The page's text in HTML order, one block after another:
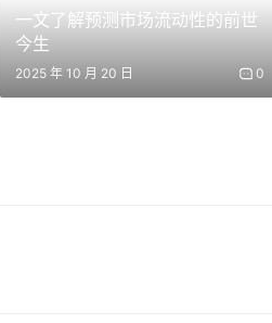
他们的LLM（称为V3）和他们的
的，这基本上为任何想要进行类
据中心。
一文了解预测市场流动性的前世
今生
2025 年 10 月 20 日 0